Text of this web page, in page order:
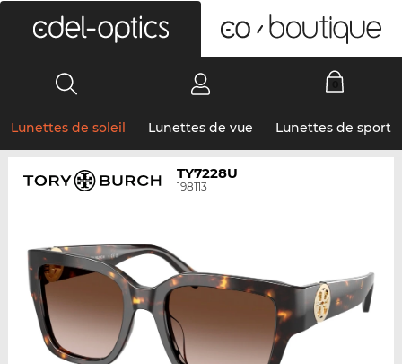
Lunettes de soleil Lunettes de vue Lunettes de sport
TY7228U
198113